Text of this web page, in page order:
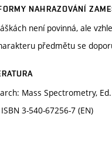
NAHRAZOVÁNÍ
není povinná, ale
předmětu se
Mass Spectrometry, Ed.
3-540-67256-7 (EN)